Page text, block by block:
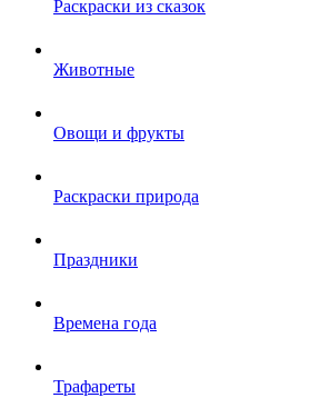
Раскраски из сказок
Животные
Овощи и фрукты
Раскраски природа
Праздники
Времена года
Трафареты